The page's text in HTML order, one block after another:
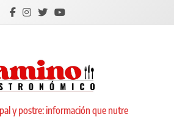
Gastronómico
y postre: información que nutre